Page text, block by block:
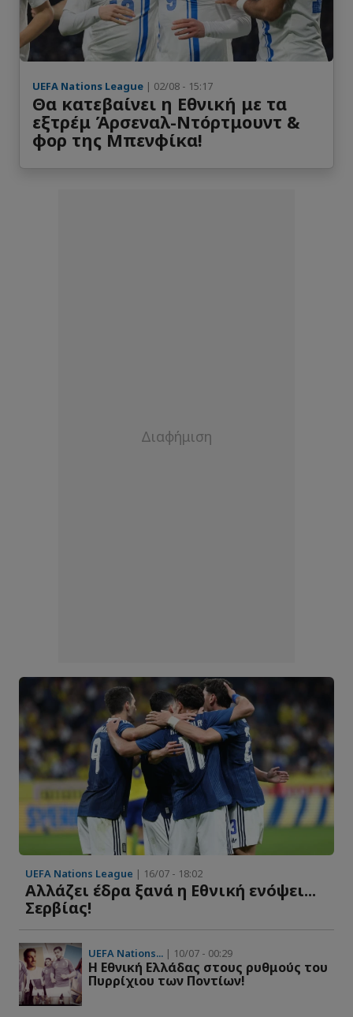
UEFA Nations League | 02/08 - 15:17
Θα κατεβαίνει η Εθνική με τα
εξτρέμ Άρσεναλ-Ντόρτμουντ &
φορ της Μπενφίκα!
UEFA Nations League | 16/07 - 18:02
Αλλάζει έδρα ξανά η Εθνική ενόψει...
Σερβίας!
UEFA Nations... | 10/07 - 00:29
Η Εθνική Ελλάδας στους ρυθμούς του
Πυρρίχιου των Ποντίων!